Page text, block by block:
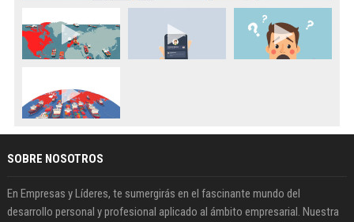
SOBRE NOSOTROS
En Empresas y Líderes, te sumergirás en el fascinante mundo del
desarrollo personal y profesional aplicado al ámbito empresarial. Nuestra